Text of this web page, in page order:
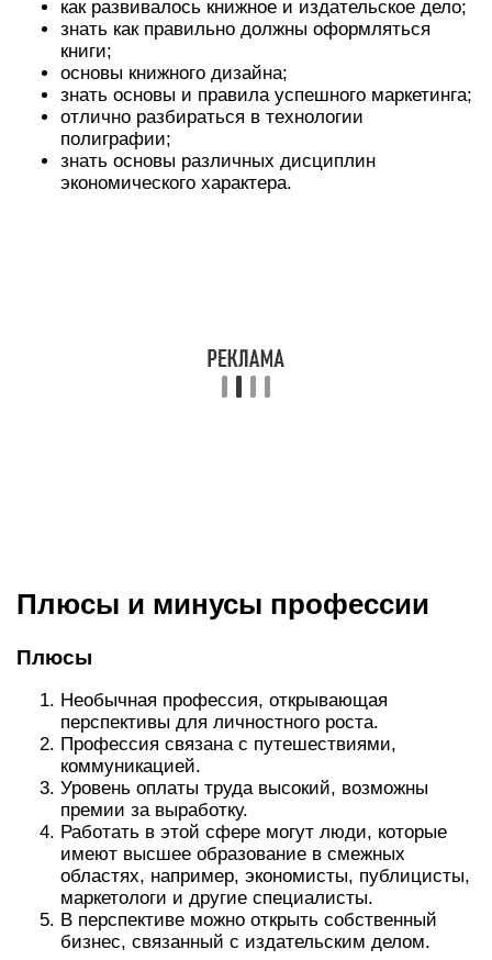
Необычная профессия, открывающая
перспективы для личностного роста.
Профессия связана с путешествиями,
коммуникацией.
Уровень оплаты труда высокий, возможны
премии за выработку.
Работать в этой сфере могут люди, которые
имеют высшее образование в смежных
областях, например, экономисты, публицисты,
конкуренцию среди соискателей.